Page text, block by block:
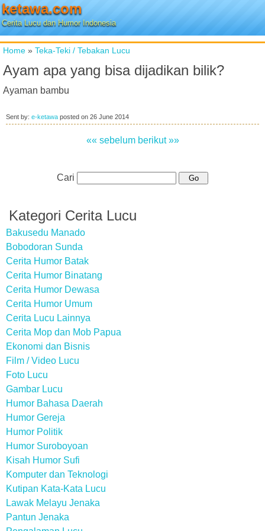
ketawa.com
Cerita Lucu dan Humor Indonesia
Home » Teka-Teki / Tebakan Lucu
Ayam apa yang bisa dijadikan bilik?
Ayaman bambu
Sent by: e-ketawa posted on 26 June 2014
«« sebelum berikut »»
Cari
Kategori Cerita Lucu
Bakusedu Manado
Bobodoran Sunda
Cerita Humor Batak
Cerita Humor Binatang
Cerita Humor Dewasa
Cerita Humor Umum
Cerita Lucu Lainnya
Cerita Mop dan Mob Papua
Ekonomi dan Bisnis
Film / Video Lucu
Foto Lucu
Gambar Lucu
Humor Bahasa Daerah
Humor Gereja
Humor Politik
Humor Suroboyoan
Kisah Humor Sufi
Komputer dan Teknologi
Kutipan Kata-Kata Lucu
Lawak Melayu Jenaka
Pantun Jenaka